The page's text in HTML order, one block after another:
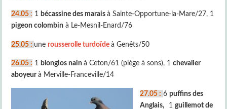
24.05 : 1 bécassine des maraisà Sainte-Opportune-la-Mare/27, 1
pigeon colombin à Le-Mesnil-Enard/76
25.05 : unerousserolle turdoïdeà Genêts/50
26.05 : 1 blongios nainà Ceton/61 (piège à sons), 1chevalier
aboyeurà Merville-Franceville/14
27.05 : 6puffins des
Anglais, 1guillemot de